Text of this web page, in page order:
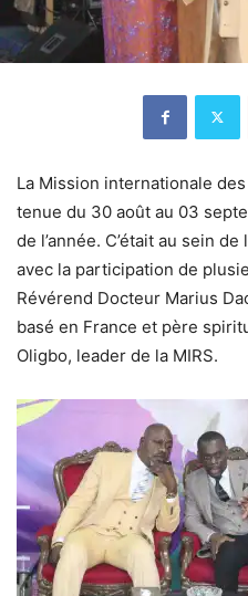
La Mission internationale
tenue du 30 août au 03
de l’année. C’était au sein
avec la participation de
Révérend Docteur Marius
basé en France et père
Oligbo, leader de la MIRS.